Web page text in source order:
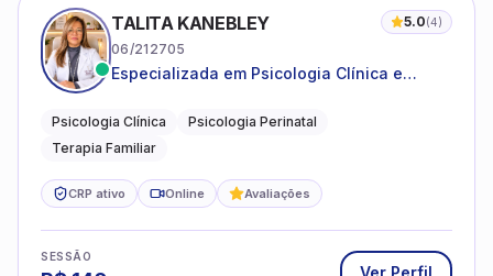
TALITA KANEBLEY 5.0(4)
06/212705
Especializada em Psicologia Clínica e
famílias
Psicologia Clínica
Psicologia Perinatal
Terapia Familiar
CRP ativo Online Avaliações
SESSÃO
Ver Perfil